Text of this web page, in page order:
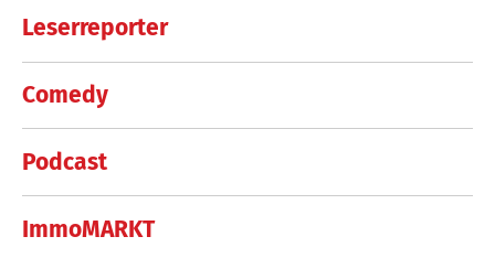
Leserreporter
Comedy
Podcast
ImmoMARKT